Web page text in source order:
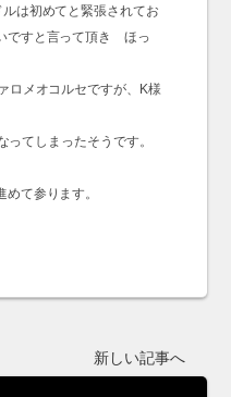
は初めてと緊張されてお
ですと言って頂き ほっ
ロメオコルセですが、K様
てしまったそうです。
て参ります。
新しい記事へ